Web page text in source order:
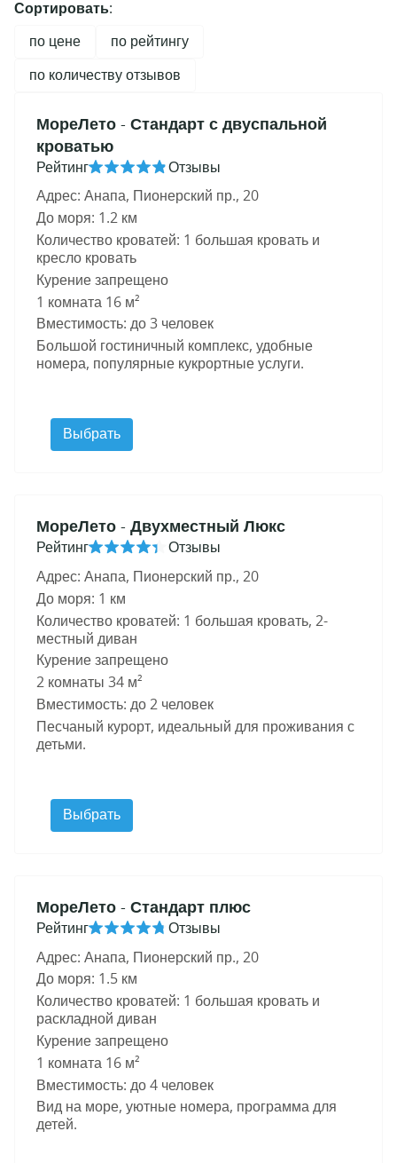
Сортировать:
по цене по рейтингу
по количеству отзывов
МореЛето - Стандарт с двуспальной
кроватью
Рейтинг Отзывы
Адрес: Анапа, Пионерский пр., 20
До моря: 1.2 км
Количество кроватей: 1 большая кровать и
кресло кровать
Курение запрещено
1 комната 16 м²
Вместимость: до 3 человек
Большой гостиничный комплекс, удобные
номера, популярные кукрортные услуги.
Выбрать
МореЛето - Двухместный Люкс
Рейтинг Отзывы
Адрес: Анапа, Пионерский пр., 20
До моря: 1 км
Количество кроватей: 1 большая кровать, 2-
местный диван
Курение запрещено
2 комнаты 34 м²
Вместимость: до 2 человек
Песчаный курорт, идеальный для проживания с
детьми.
Выбрать
МореЛето - Стандарт плюс
Рейтинг Отзывы
Адрес: Анапа, Пионерский пр., 20
До моря: 1.5 км
Количество кроватей: 1 большая кровать и
раскладной диван
Курение запрещено
1 комната 16 м²
Вместимость: до 4 человек
Вид на море, уютные номера, программа для
детей.